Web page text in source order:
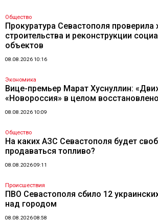
Общество
Прокуратура Севастополя проверила
строительства и реконструкции
объектов
08.08.2026 10:16
Экономика
Вице-премьер Марат Хуснуллин:
«Новороссия» в целом
08.08.2026 10:09
Общество
На каких АЗС Севастополя будет
продаваться топливо?
08.08.2026 09:11
Происшествия
ПВО Севастополя сбило 12
над городом
08.08.2026 08:58